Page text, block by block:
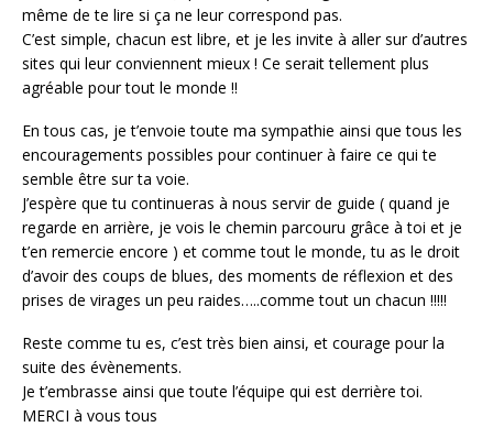
même de te lire si ça ne leur correspond pas.
C’est simple, chacun est libre, et je les invite à aller sur d’autres
sites qui leur conviennent mieux ! Ce serait tellement plus
agréable pour tout le monde !!
En tous cas, je t’envoie toute ma sympathie ainsi que tous les
encouragements possibles pour continuer à faire ce qui te
semble être sur ta voie.
J’espère que tu continueras à nous servir de guide ( quand je
regarde en arrière, je vois le chemin parcouru grâce à toi et je
t’en remercie encore ) et comme tout le monde, tu as le droit
d’avoir des coups de blues, des moments de réflexion et des
prises de virages un peu raides…..comme tout un chacun !!!!!
Reste comme tu es, c’est très bien ainsi, et courage pour la
suite des évènements.
Je t’embrasse ainsi que toute l’équipe qui est derrière toi.
MERCI à vous tous